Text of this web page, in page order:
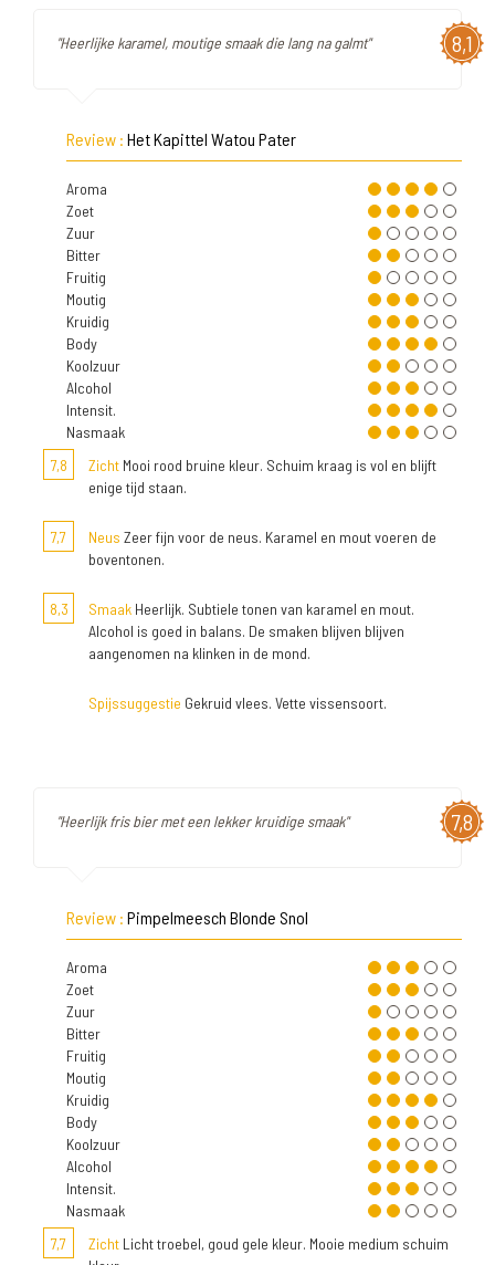
8,1
"Heerlijke karamel, moutige smaak die lang na galmt"
Review : Het Kapittel Watou Pater
Aroma
Zoet
Zuur
Bitter
Fruitig
Moutig
Kruidig
Body
Koolzuur
Alcohol
Intensit.
Nasmaak
7,8
Zicht Mooi rood bruine kleur. Schuim kraag is vol en blijft
enige tijd staan.
7,7 Neus Zeer fijn voor de neus. Karamel en mout voeren de
boventonen.
8,3 Smaak Heerlijk. Subtiele tonen van karamel en mout.
Alcohol is goed in balans. De smaken blijven blijven
aangenomen na klinken in de mond.
Spijssuggestie Gekruid vlees. Vette vissensoort.
7,8
"Heerlijk fris bier met een lekker kruidige smaak"
Review : Pimpelmeesch Blonde Snol
Aroma
Zoet
Zuur
Bitter
Fruitig
Moutig
Kruidig
Body
Koolzuur
Alcohol
Intensit.
Nasmaak
7,7
Zicht Licht troebel, goud gele kleur. Mooie medium schuim